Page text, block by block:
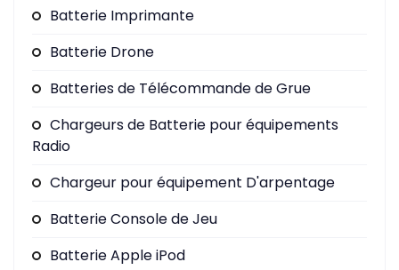
Batterie Imprimante
Batterie Drone
Batteries de Télécommande de Grue
Chargeurs de Batterie pour équipements
Radio
Chargeur pour équipement D'arpentage
Batterie Console de Jeu
Batterie Apple iPod